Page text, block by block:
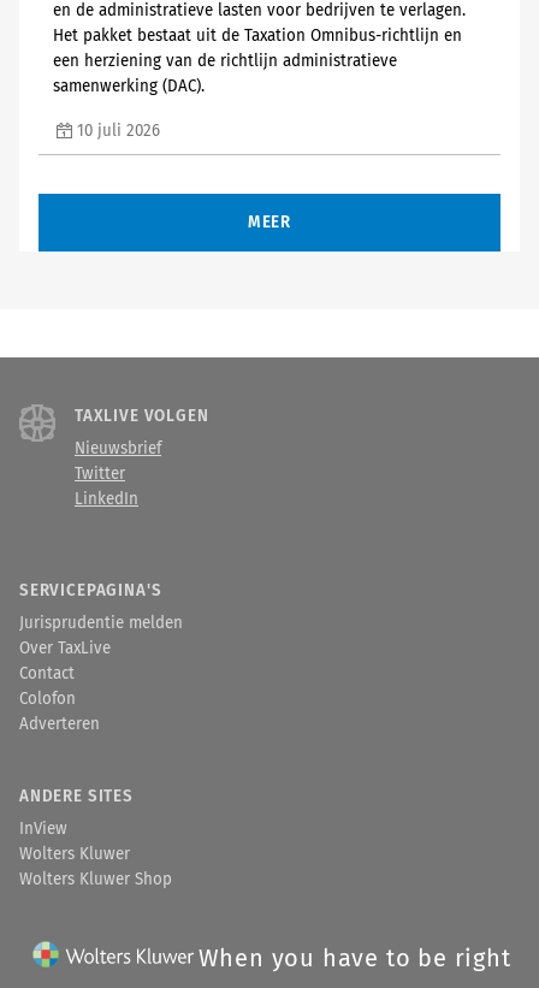
en de administratieve lasten voor bedrijven te verlagen.
Het pakket bestaat uit de Taxation Omnibus-richtlijn en
een herziening van de richtlijn administratieve
samenwerking (DAC).
10 juli 2026
MEER
TAXLIVE VOLGEN
Nieuwsbrief
Twitter
LinkedIn
SERVICEPAGINA'S
Jurisprudentie melden
Over TaxLive
Contact
Colofon
Adverteren
ANDERE SITES
InView
Wolters Kluwer
Wolters Kluwer Shop
When you have to be right